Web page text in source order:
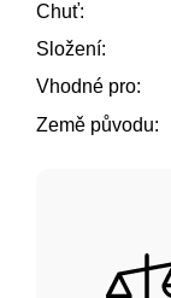
Chuť:
Složení:
Vhodné pro:
Země původu: